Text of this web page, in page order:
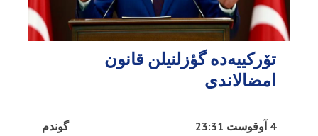
تۆرکییه‌ده گؤزلنیلن قانون
امضالاندی
گوندم 4 آوقوست 23:31